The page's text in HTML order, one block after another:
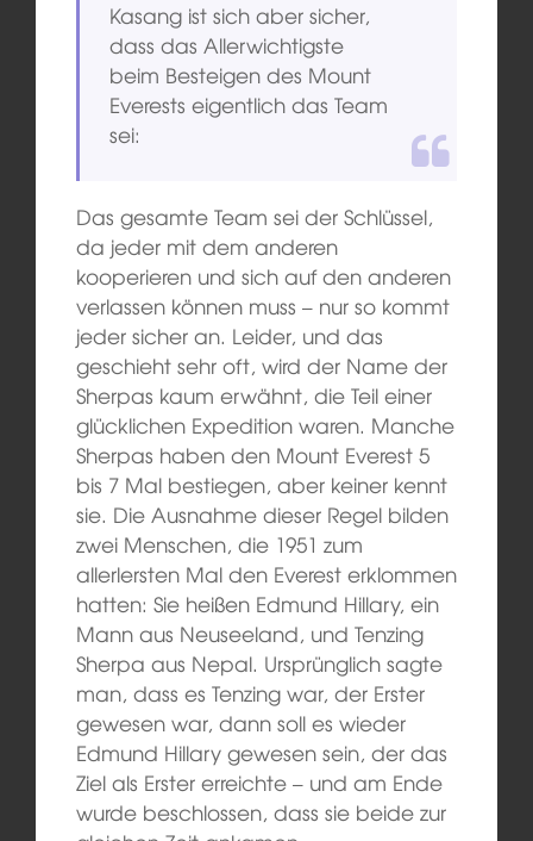
Kasang ist sich aber sicher,
dass das Allerwichtigste
beim Besteigen des Mount
Everests eigentlich das Team
sei:
Das gesamte Team sei der Schlüssel,
da jeder mit dem anderen
kooperieren und sich auf den anderen
verlassen können muss – nur so kommt
jeder sicher an. Leider, und das
geschieht sehr oft, wird der Name der
Sherpas kaum erwähnt, die Teil einer
glücklichen Expedition waren. Manche
Sherpas haben den Mount Everest 5
bis 7 Mal bestiegen, aber keiner kennt
sie. Die Ausnahme dieser Regel bilden
zwei Menschen, die 1951 zum
allerlersten Mal den Everest erklommen
hatten: Sie heißen Edmund Hillary, ein
Mann aus Neuseeland, und Tenzing
Sherpa aus Nepal. Ursprünglich sagte
man, dass es Tenzing war, der Erster
gewesen war, dann soll es wieder
Edmund Hillary gewesen sein, der das
Ziel als Erster erreichte – und am Ende
wurde beschlossen, dass sie beide zur